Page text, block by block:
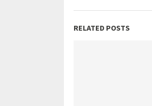
RELATED POSTS